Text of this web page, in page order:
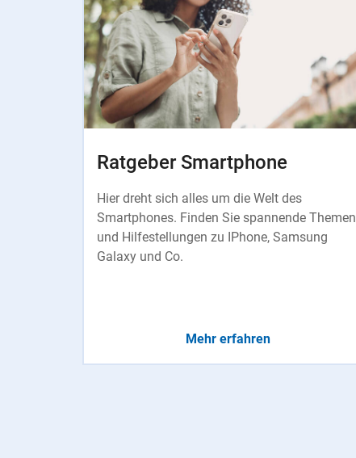
Ratgeber Smartphone
Hier dreht sich alles um die Welt des
Smartphones. Finden Sie spannende Themen
und Hilfestellungen zu IPhone, Samsung
Galaxy und Co.
Mehr erfahren